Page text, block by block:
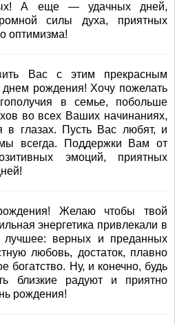
А еще — удачных дней,
силы духа, приятных
оптимизма!
Вас с этим прекрасным
рождения! Хочу пожелать
в семье, побольше
во всех Ваших начинаниях,
в глазах. Пусть Вас любят, и
всегда. Поддержки Вам от
эмоций, приятных
Желаю чтобы твой
энергетика привлекали в
верных и преданных
любовь, достаток, плавно
богатство. Ну, и конечно, будь
близкие радуют и приятно
рождения!